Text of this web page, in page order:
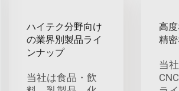
ハイテク分野向け
の業界別製品ライ
ンナップ
当社は食品・飲
高
精
当